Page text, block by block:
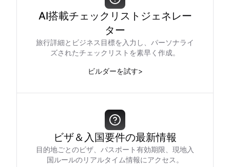
AI搭載チェックリストジェネレー
ター
旅行詳細とビジネス目標を入力し、パーソナライ
ズされたチェックリストを素早く作成。
ビルダーを試す>
ビザ＆入国要件の最新情報
目的地ごとのビザ、パスポート有効期限、現地入
国ルールのリアルタイム情報にアクセス。